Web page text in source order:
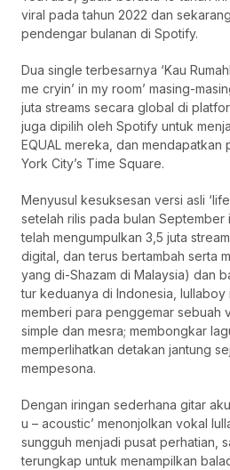
viral pada tahun 2022 dan
pendengar bulanan di Spotify.
Dua single terbesarnya ‘Kau
me cryin’ in my room’ masing-
juta streams secara global di
juga dipilih oleh Spotify untuk
EQUAL mereka, dan mendapatkan
York City’s Time Square.
Menyusul kesuksesan versi asli
setelah rilis pada bulan September
telah mengumpulkan 3,5 juta
digital, dan terus bertambah serta
yang di-Shazam di Malaysia) dan
tur keduanya di Indonesia, lullaboy
memberi para penggemar sebuah
simple dan mesra; membongkar
memperlihatkan detakan jantung
mempesona.
Dengan iringan sederhana gitar
u – acoustic’ menonjolkan vokal
sungguh menjadi pusat perhatian,
terungkap untuk menampilkan